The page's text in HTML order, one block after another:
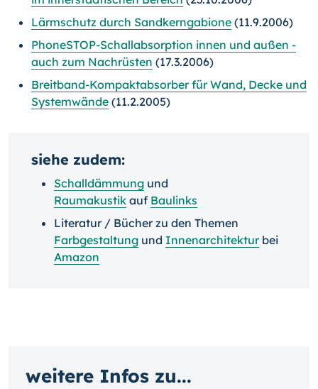
Lärmschutz durch Sandkerngabione (11.9.2006)
PhoneSTOP-Schallabsorption innen und außen -
auch zum Nachrüsten (17.3.2006)
Breitband-Kompaktabsorber für Wand, Decke und
Systemwände (11.2.2005)
siehe zudem:
Schalldämmung und
Raumakustik auf Baulinks
Literatur / Bücher zu den Themen
Farbgestaltung und Innenarchitekturbei
Amazon
weitere Infos zu...